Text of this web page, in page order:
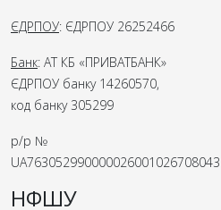
ЄДРПОУ: ЄДРПОУ 26252466
Банк: АТ КБ «ПРИВАТБАНК»
ЄДРПОУ банку 14260570,
код банку 305299
р/р №
UA763052990000026001026708043
НФШУ